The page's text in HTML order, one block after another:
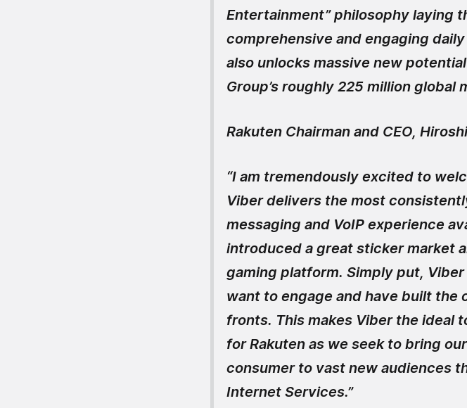
Entertainment” philosophy laying
comprehensive and engaging
also unlocks massive new
Group’s roughly 225 million global
Rakuten Chairman and CEO,
“I am tremendously excited to
Viber delivers the most
messaging and VoIP experience
introduced a great sticker market
gaming platform. Simply put,
want to engage and have built
fronts. This makes Viber the ideal
for Rakuten as we seek to bring
consumer to vast new audiences
Internet Services.”